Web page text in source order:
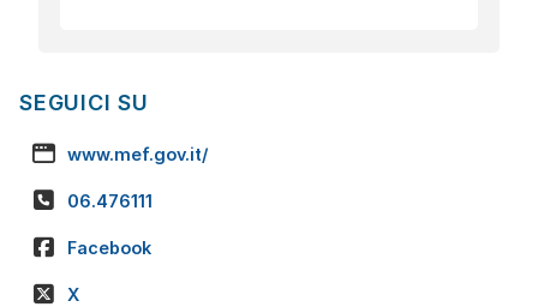
SEGUICI SU
www.mef.gov.it/
06.476111
Facebook
X